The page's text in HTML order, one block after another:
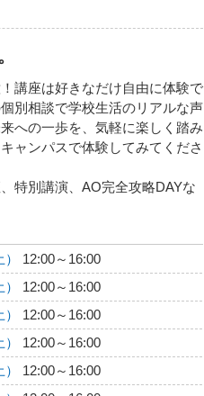
講座は好きなだけ自由に体験で
別相談で学校生活のリアルな声
への一歩を、気軽に楽しく踏み
ャンパスで体験してみてくださ
特別講演、AO完全攻略DAYな
）
12:00～16:00
）
12:00～16:00
）
12:00～16:00
）
12:00～16:00
）
12:00～16:00